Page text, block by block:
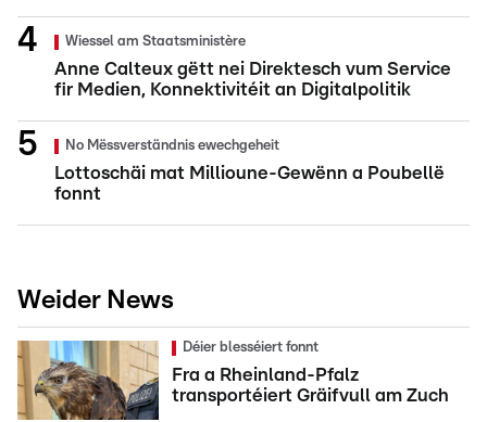
Wiessel am Staatsministère
Anne Calteux gëtt nei Direktesch vum Service
fir Medien, Konnektivitéit an Digitalpolitik
No Mëssverständnis ewechgeheit
Lottoschäi mat Millioune-Gewënn a Poubellë
fonnt
Weider News
Déier blesséiert fonnt
Fra a Rheinland-Pfalz
transportéiert Gräifvull am Zuch